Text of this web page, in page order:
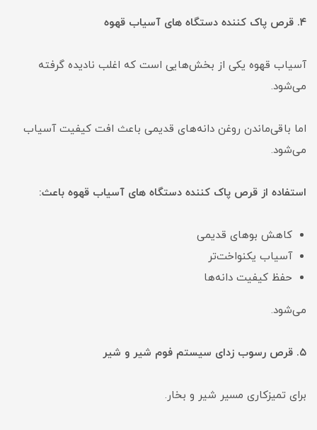
۴. قرص پاک کننده دستگاه های آسیاب قهوه
آسیاب قهوه یکی از بخش‌هایی است که اغلب نادیده گرفته
می‌شود.
اما باقی‌ماندن روغن دانه‌های قدیمی باعث افت کیفیت آسیاب
می‌شود.
استفاده از قرص پاک کننده دستگاه های آسیاب قهوه باعث:
کاهش بوهای قدیمی
آسیاب یکنواخت‌تر
حفظ کیفیت دانه‌ها
می‌شود.
۵. قرص رسوب زدای سیستم فوم‌ شیر و شیر
برای تمیزکاری مسیر شیر و بخار.